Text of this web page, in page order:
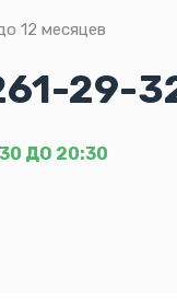
12 месяцев
29-
ДО 20:30